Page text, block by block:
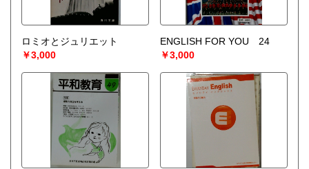
ロミオとジュリエット
￥3,000
ENGLISH FOR YOU 24
￥3,000